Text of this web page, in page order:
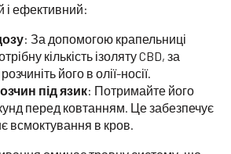
і ефективний:
: За допомогою крапельниці
кількість ізоляту CBD, за
його в олії-носії.
під язик: Потримайте його
перед ковтанням. Це забезпечує
всмоктування в кров.